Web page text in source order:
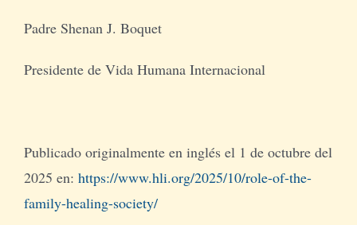
Padre Shenan J. Boquet
Presidente de Vida Humana Internacional
Publicado originalmente en inglés el 1 de octubre del
2025 en: https://www.hli.org/2025/10/role-of-the-
family-healing-society/